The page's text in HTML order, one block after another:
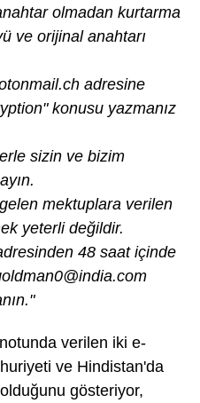
olmadan kurtarma
ve orijinal anahtarı
adresine
konusu yazmanız
sizin ve bizim
mektuplara verilen
yeterli değildir.
48 saat içinde
verilen iki e-
ve Hindistan'da
gösteriyor,